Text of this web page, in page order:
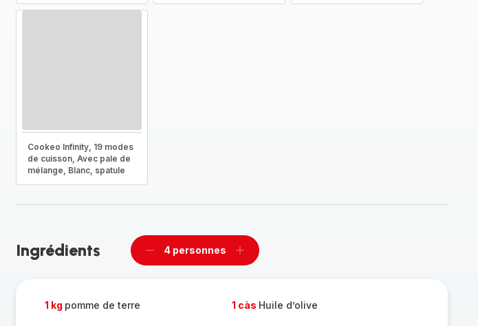
Cookeo Infinity, 19 modes
de cuisson, Avec pale de
mélange, Blanc, spatule
Ingrédients
Supprimer
4 personnes
Ajouter
1 kg pomme de terre 1 càs Huile d’olive